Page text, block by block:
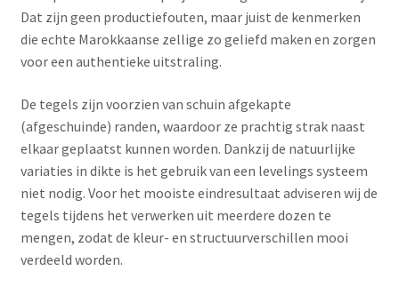
Dat zijn geen productiefouten, maar juist de kenmerken
die echte Marokkaanse zellige zo geliefd maken en zorgen
voor een authentieke uitstraling.
De tegels zijn voorzien van schuin afgekapte
(afgeschuinde) randen, waardoor ze prachtig strak naast
elkaar geplaatst kunnen worden. Dankzij de natuurlijke
variaties in dikte is het gebruik van een levelings systeem
niet nodig. Voor het mooiste eindresultaat adviseren wij de
tegels tijdens het verwerken uit meerdere dozen te
mengen, zodat de kleur- en structuurverschillen mooi
verdeeld worden.